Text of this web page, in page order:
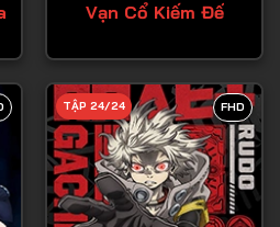
Tập 39
Tập 40
Tập 41
Tập 42
Vạn Cổ Kiếm Đế
FHD
TẬP 24/24